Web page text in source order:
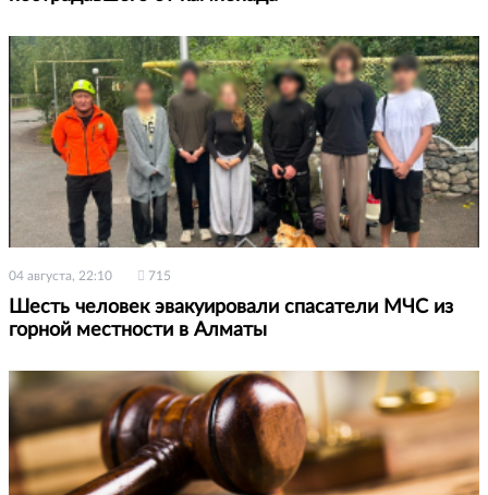
04 августа, 22:10 715
Шесть человек эвакуировали спасатели МЧС из
горной местности в Алматы